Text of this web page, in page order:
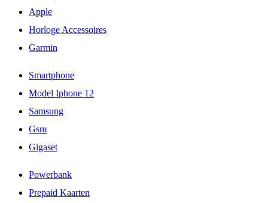
Apple
Horloge Accessoires
Garmin
Smartphone
Model Iphone 12
Samsung
Gsm
Gigaset
Powerbank
Prepaid Kaarten